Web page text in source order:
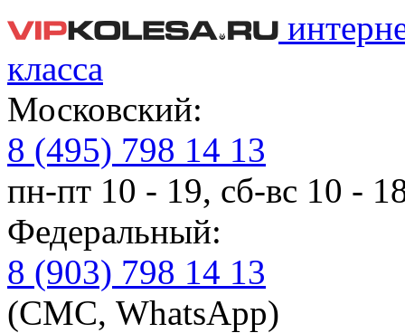
класса
Московский:
8 (495) 798 14 13
пн-пт 10 - 19, сб-вс 10 -
Федеральный:
8 (903) 798 14 13
(СМС, WhatsApp)